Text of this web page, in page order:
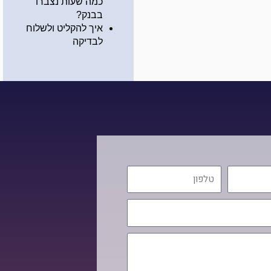
בבנק?
איך להקליט ולשלוח
לבדיקה
טלפון